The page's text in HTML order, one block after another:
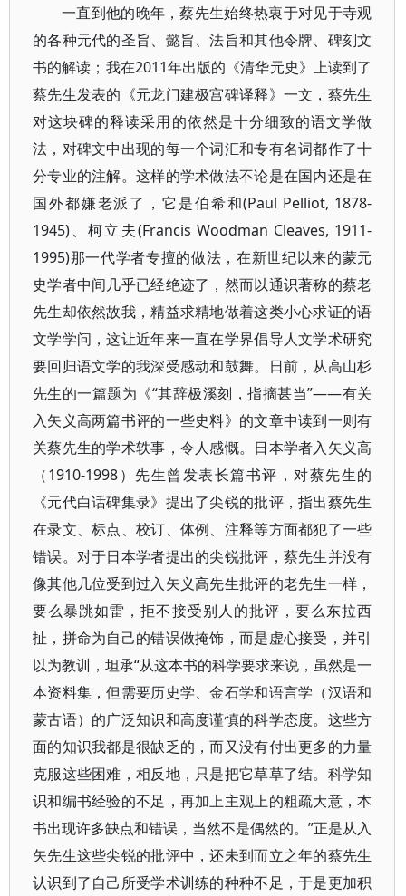
一直到他的晚年，蔡先生始终热衷于对见于寺观
的各种元代的圣旨、懿旨、法旨和其他令牌、碑刻文
书的解读；我在2011年出版的《清华元史》上读到了
蔡先生发表的《元龙门建极宫碑译释》一文，蔡先生
对这块碑的释读采用的依然是十分细致的语文学做
法，对碑文中出现的每一个词汇和专有名词都作了十
分专业的注解。这样的学术做法不论是在国内还是在
国外都嫌老派了，它是伯希和(Paul Pelliot, 1878-
1945)、柯立夫(Francis Woodman Cleaves, 1911-
1995)那一代学者专擅的做法，在新世纪以来的蒙元
史学者中间几乎已经绝迹了，然而以通识著称的蔡老
先生却依然故我，精益求精地做着这类小心求证的语
文学学问，这让近年来一直在学界倡导人文学术研究
要回归语文学的我深受感动和鼓舞。日前，从高山杉
先生的一篇题为《“其辞极溪刻，指摘甚当”——有关
入矢义高两篇书评的一些史料》的文章中读到一则有
关蔡先生的学术轶事，令人感慨。日本学者入矢义高
（1910-1998）先生曾发表长篇书评，对蔡先生的
《元代白话碑集录》提出了尖锐的批评，指出蔡先生
在录文、标点、校订、体例、注释等方面都犯了一些
错误。对于日本学者提出的尖锐批评，蔡先生并没有
像其他几位受到过入矢义高先生批评的老先生一样，
要么暴跳如雷，拒不接受别人的批评，要么东拉西
扯，拼命为自己的错误做掩饰，而是虚心接受，并引
以为教训，坦承“从这本书的科学要求来说，虽然是一
本资料集，但需要历史学、金石学和语言学（汉语和
蒙古语）的广泛知识和高度谨慎的科学态度。这些方
面的知识我都是很缺乏的，而又没有付出更多的力量
克服这些困难，相反地，只是把它草草了结。科学知
识和编书经验的不足，再加上主观上的粗疏大意，本
书出现许多缺点和错误，当然不是偶然的。”正是从入
矢先生这些尖锐的批评中，还未到而立之年的蔡先生
认识到了自己所受学术训练的种种不足，于是更加积